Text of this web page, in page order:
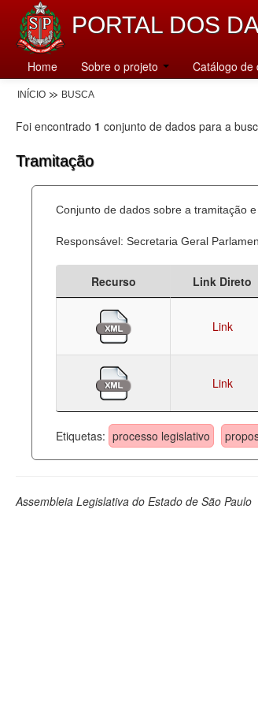
PORTAL DOS
Home Sobre o projeto Catálogo de
INÍCIO BUSCA
Foi encontrado 1 conjunto de dados para a
Tramitação
Conjunto de dados sobre a tramitação
Responsável: Secretaria Geral
Recurso Link Direto
Link
Link
Etiquetas: processo legislativo
Assembleia Legislativa do Estado de São Paulo